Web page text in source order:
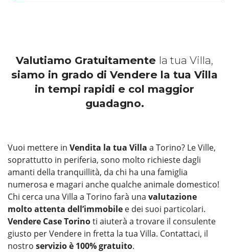
Valutiamo Gratuitamente la tua Villa,
siamo in grado di Vendere la tua Villa
in tempi rapidi e col maggior
guadagno.
Vuoi mettere in Vendita la tua Villa a Torino? Le Ville,
soprattutto in periferia, sono molto richieste dagli
amanti della tranquillità, da chi ha una famiglia
numerosa e magari anche qualche animale domestico!
Chi cerca una Villa a Torino farà una valutazione
molto attenta dell’immobile e dei suoi particolari.
Vendere Case Torinoti aiuterà a trovare il consulente
giusto per Vendere in fretta la tua Villa. Contattaci, il
nostro servizio è 100% gratuito.